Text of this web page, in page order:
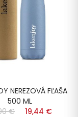
NEREZOVÁ FĽAŠA
500 ML
€
19,44 €